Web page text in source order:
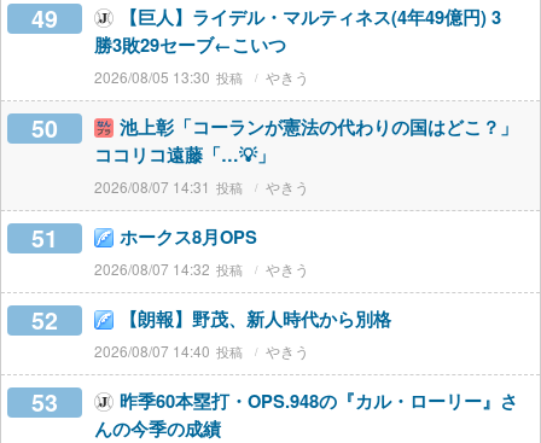
49
【巨人】ライデル・マルティネス(4年49億円) 3
勝3敗29セーブ←こいつ
2026/08/05 13:30 やきう
50
池上彰「コーランが憲法の代わりの国はどこ？」
ココリコ遠藤「…💡」
2026/08/07 14:31 やきう
51 ホークス8月OPS
2026/08/07 14:32 やきう
52 【朗報】野茂、新人時代から別格
2026/08/07 14:40 やきう
53
昨季60本塁打・OPS.948の『カル・ローリー』さ
んの今季の成績